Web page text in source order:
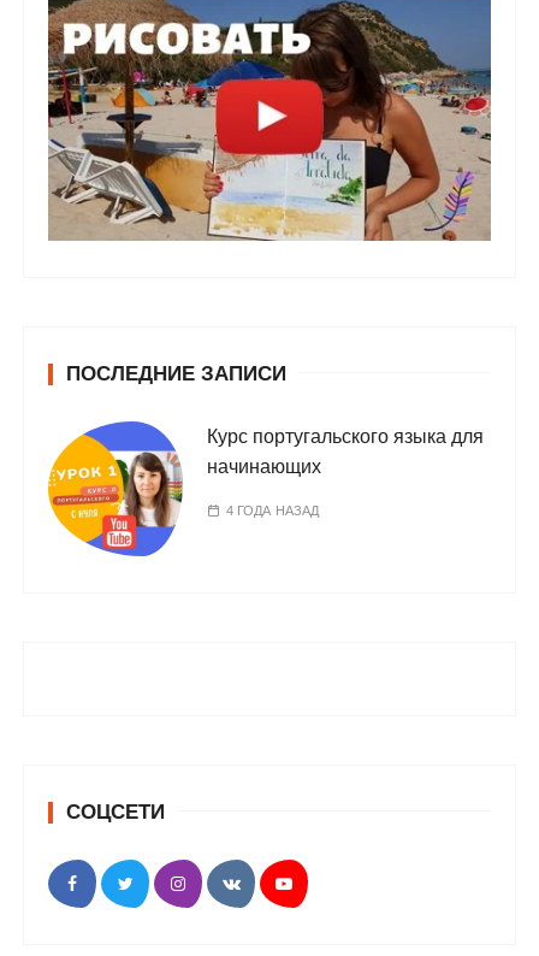
ПОСЛЕДНИЕ ЗАПИСИ
Курс португальского языка для
начинающих
4 ГОДА НАЗАД
СОЦСЕТИ